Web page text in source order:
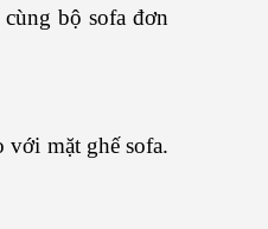
bộ sofa đơn
với mặt ghế sofa.